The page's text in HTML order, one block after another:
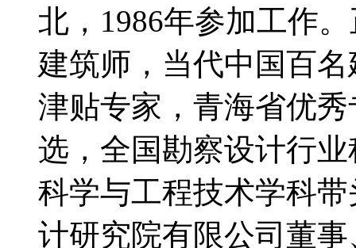
北，1986年参加工作
建筑师，当代中国百
津贴专家，青海省优
选，全国勘察设计行
科学与工程技术学科
计研究院有限公司董